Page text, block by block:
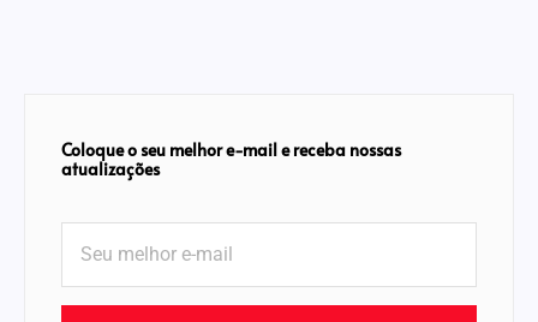
Coloque o seu melhor e-mail e receba nossas
atualizações